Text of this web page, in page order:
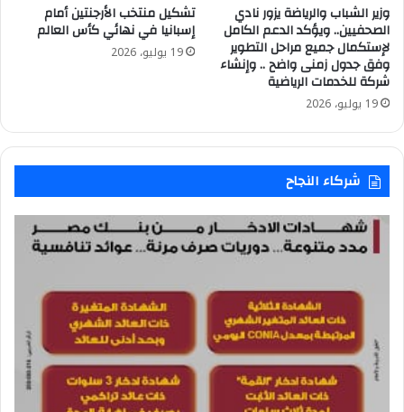
وزير الشباب والرياضة يزور نادي
الصحفيين.. ويؤكد الدعم الكامل
لإستكمال جميع مراحل التطوير
وفق جدول زمنى واضح .. وإنشاء
شركة للخدمات الرياضية
19 يوليو، 2026
تشكيل منتخب الأرجنتين أمام
إسبانيا في نهائي كأس العالم
19 يوليو، 2026
شركاء النجاح